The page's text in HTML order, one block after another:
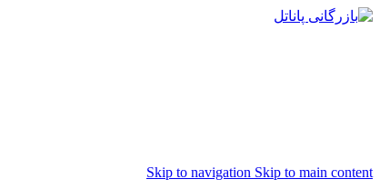
Skip to navigation Skip to main content